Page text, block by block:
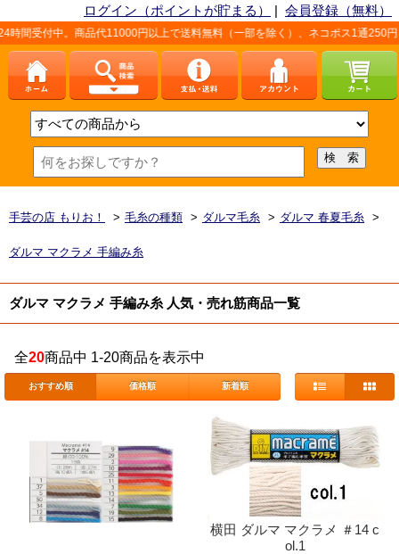
ログイン（ポイントが貯まる） | 会員登録（無料）
付中。商品代11000円以上で送料無料（一部を除く）、ネコポス1通250円（
手芸の店 もりお！ > 毛糸の種類 > ダルマ毛糸 > ダルマ 春夏毛糸 >
ダルマ マクラメ 手編み糸
ダルマ マクラメ 手編み糸 人気・売れ筋商品一覧
全20商品中 1-20商品を表示中
おすすめ順 価格順 新着順
横田 ダルマ マクラメ ＃14 c
ol.1